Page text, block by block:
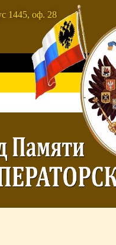
1445, оф. 28